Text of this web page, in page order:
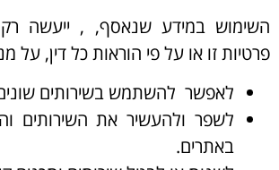
השימוש במידע שנאסף, , ייעשה רק
פרטיות זו או על פי הוראות כל דין, על
לאפשר להשתמש בשירותים
לשפר ולהעשיר את השירותים
באתרים.